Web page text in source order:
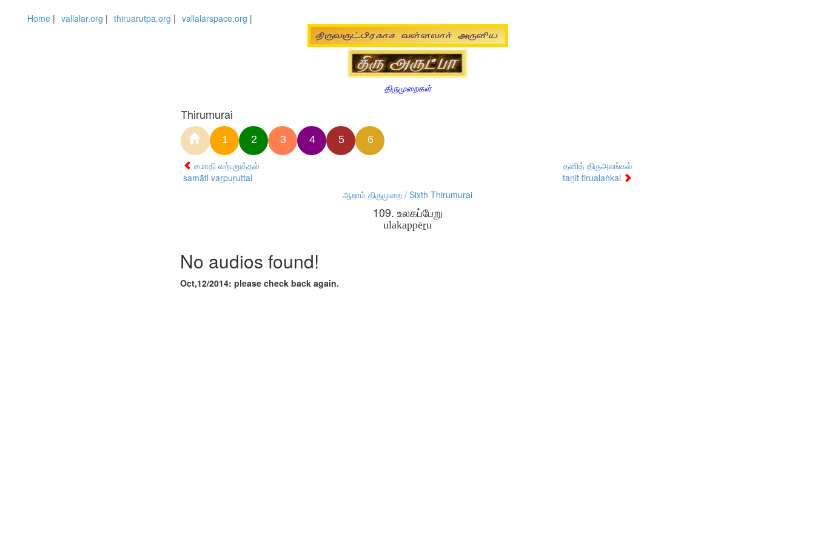
Home | vallalar.org | thiruarutpa.org | vallalarspace.org |
திருமுறைகள்
Thirumurai
1 2 3 4 5 6
சமாதி வற்புறுத்தல்
samāti vaṟpuṟuttal
தனித் திருஅலங்கல்
taṉit tirualaṅkal
ஆறாம் திருமுறை / Sixth Thirumurai
109. உலகப்பேறு
ulakappēṟu
No audios found!
Oct,12/2014: please check back again.